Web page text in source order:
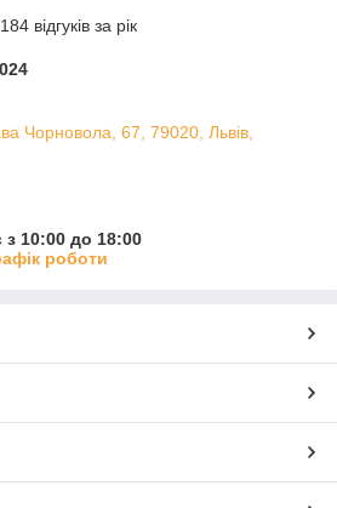
відгуків за рік
Чорновола, 67, 79020, Львів,
10:00 до 18:00
роботи